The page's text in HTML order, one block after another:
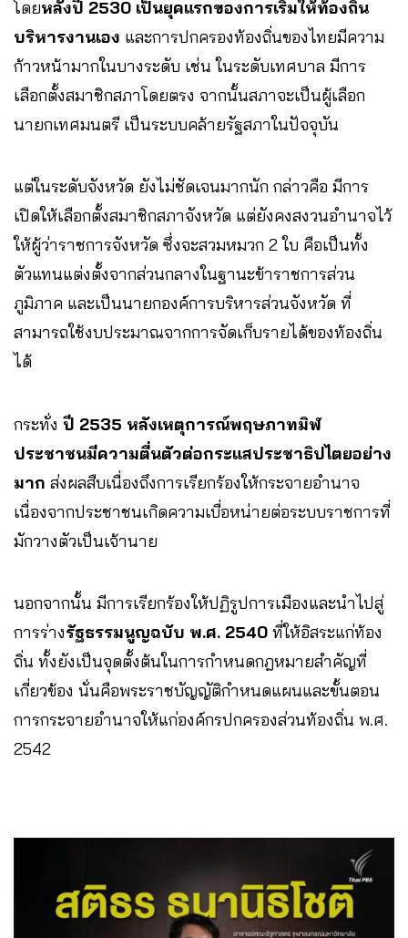
โดยหลังปี 2530 เป็นยุคแรกของการเริ่มให้ท้องถิ่น
บริหารงานเอง และการปกครองท้องถิ่นของไทยมีความ
ก้าวหน้ามากในบางระดับ เช่น ในระดับเทศบาล มีการ
เลือกตั้งสมาชิกสภาโดยตรง จากนั้นสภาจะเป็นผู้เลือก
นายกเทศมนตรี เป็นระบบคล้ายรัฐสภาในปัจจุบัน
แต่ในระดับจังหวัด ยังไม่ชัดเจนมากนัก กล่าวคือ มีการ
เปิดให้เลือกตั้งสมาชิกสภาจังหวัด แต่ยังคงสงวนอำนาจไว้
ให้ผู้ว่าราชการจังหวัด ซึ่งจะสวมหมวก 2 ใบ คือเป็นทั้ง
ตัวแทนแต่งตั้งจากส่วนกลางในฐานะข้าราชการส่วน
ภูมิภาค และเป็นนายกองค์การบริหารส่วนจังหวัด ที่
สามารถใช้งบประมาณจากการจัดเก็บรายได้ของท้องถิ่น
ได้
กระทั่ง ปี 2535 หลังเหตุการณ์พฤษภาทมิฬ
ประชาชนมีความตื่นตัวต่อกระแสประชาธิปไตยอย่าง
มาก ส่งผลสืบเนื่องถึงการเรียกร้องให้กระจายอำนาจ
เนื่องจากประชาชนเกิดความเบื่อหน่ายต่อระบบราชการที่
มักวางตัวเป็นเจ้านาย
นอกจากนั้น มีการเรียกร้องให้ปฏิรูปการเมืองและนำไปสู่
การร่างรัฐธรรมนูญฉบับ พ.ศ. 2540 ที่ให้อิสระแก่ท้อง
ถิ่น ทั้งยังเป็นจุดตั้งต้นในการกำหนดกฎหมายสำคัญที่
เกี่ยวข้อง นั่นคือพระราชบัญญัติกำหนดแผนและขั้นตอน
การกระจายอำนาจให้แก่องค์กรปกครองส่วนท้องถิ่น พ.ศ.
2542